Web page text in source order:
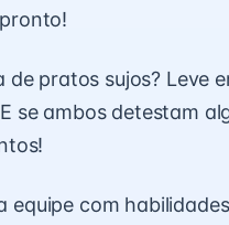
de pratos sujos? Leve
se ambos detestam
equipe com